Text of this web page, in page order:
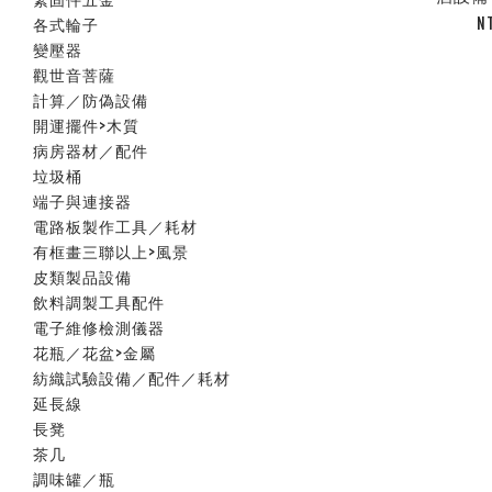
各式輪子
變壓器
觀世音菩薩
計算／防偽設備
開運擺件>木質
病房器材／配件
垃圾桶
端子與連接器
電路板製作工具／耗材
有框畫三聯以上>風景
皮類製品設備
飲料調製工具配件
電子維修檢測儀器
花瓶／花盆>金屬
紡織試驗設備／配件／耗材
延長線
長凳
茶几
調味罐／瓶